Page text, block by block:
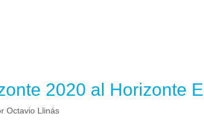
2020 al Horizonte
Octavio Llinás